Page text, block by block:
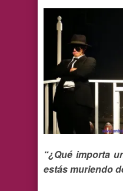
“¿Qué importa
estás muriendo